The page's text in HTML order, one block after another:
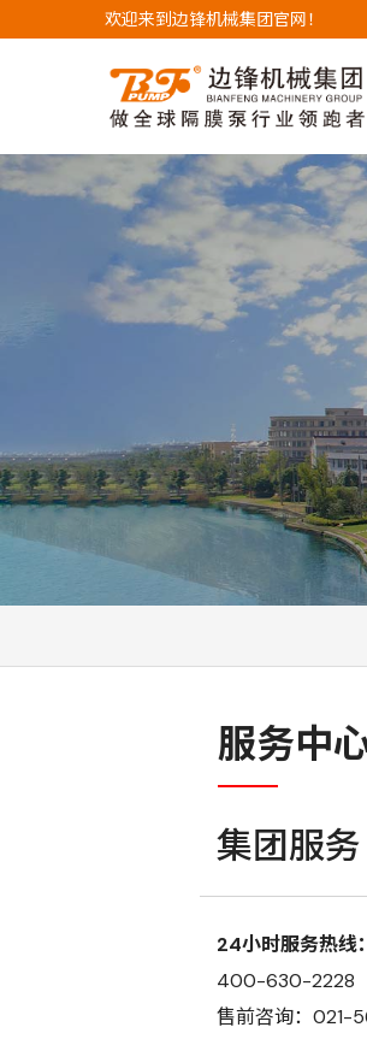
欢迎来到边锋机械集团官网！
服务中
集团服务
24小时服务热线：
400-630-2228
售前咨询：021-